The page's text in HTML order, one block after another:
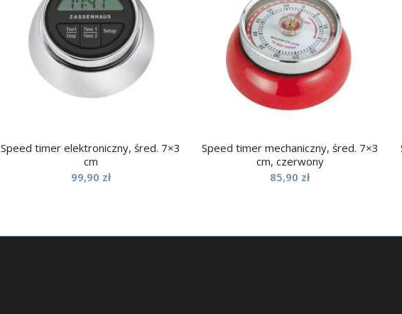
Speed timer elektroniczny, śred. 7×3
cm
99,90 zł
Speed timer mechaniczny, śred. 7×3
cm, czerwony
85,90 zł